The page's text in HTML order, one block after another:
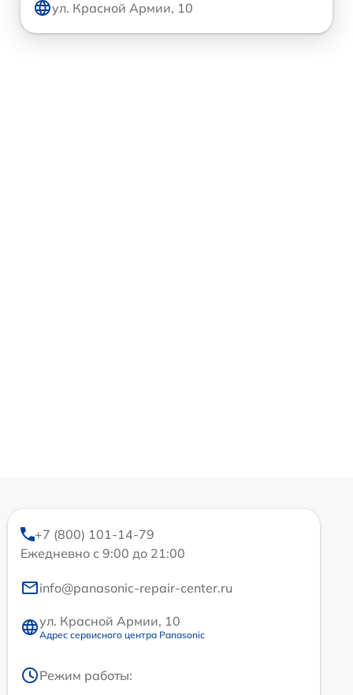
ул. Красной Армии, 10
+7 (800) 101-14-79
Ежедневно с 9:00 до 21:00
info@panasonic-repair-center.ru
ул. Красной Армии, 10
Адрес сервисного центра Panasonic
Режим работы: